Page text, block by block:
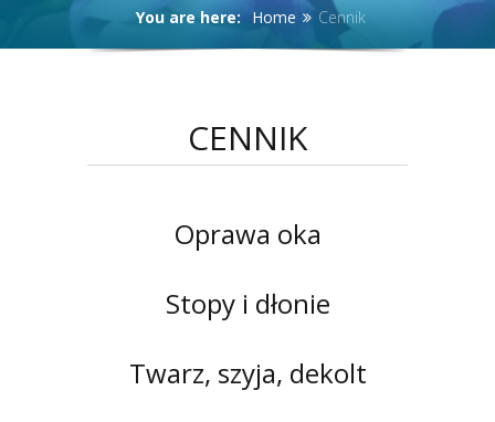
You are here: Home Cennik
CENNIK
Oprawa oka
Stopy i dłonie
Twarz, szyja, dekolt